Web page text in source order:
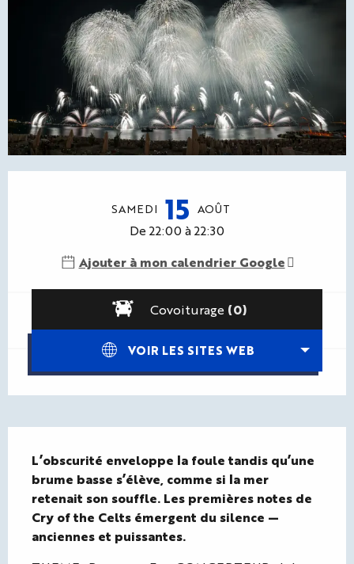
SAMEDI 15 AOÛT
De 22:00 à 22:30
Ajouter à mon calendrier Google
Covoiturage (0)
VOIR LES SITES WEB
L’obscurité enveloppe la foule tandis qu’une
brume basse s’élève, comme si la mer
retenait son souffle. Les premières notes de
Cry of the Celts émergent du silence —
anciennes et puissantes.